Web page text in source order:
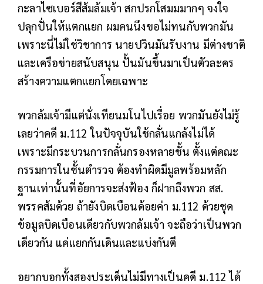
กะลาไซเบอร์สีส้มล้มเจ้า สกปรกโสมมมากๆ จงใจ
ปลุกปั่นให้แตกแยก ผมคนนึงขอไม่ทนกับพวกมัน
เพราะนี่ไม่ใช่วิชาการ นายปวินมันรับงาน มีต่างชาติ
และเครือข่ายสนับสนุน ปั้นมันขึ้นมาเป็นตัวละคร
สร้างความแตกแยกโดยเฉพาะ
พวกล้มเจ้ามีแต่นั่งเทียนมโนไปเรื่อย พวกมันยังไม่รู้
เลยว่าคดี ม.112 ในปัจจุบันใช้กลั่นแกล้งไม่ได้
เพราะมีกระบวนการกลั่นกรองหลายชั้น ตั้งแต่คณะ
กรรมการในชั้นตำรวจ ต้องทำผิดมีมูลพร้อมหลัก
ฐานเท่านั้นที่อัยการจะส่งฟ้อง ก็ฝากถึงพวก สส.
พรรคส้มด้วย ถ้ายังบิดเบือนด้อยค่า ม.112 ด้วยชุด
ข้อมูลบิดเบือนเดียวกับพวกล้มเจ้า จะถือว่าเป็นพวก
เดียวกัน แค่แยกกันเดินและแบ่งกันตี
อยากบอกทั้งสองประเด็นไม่มีทางเป็นคดี ม.112 ได้